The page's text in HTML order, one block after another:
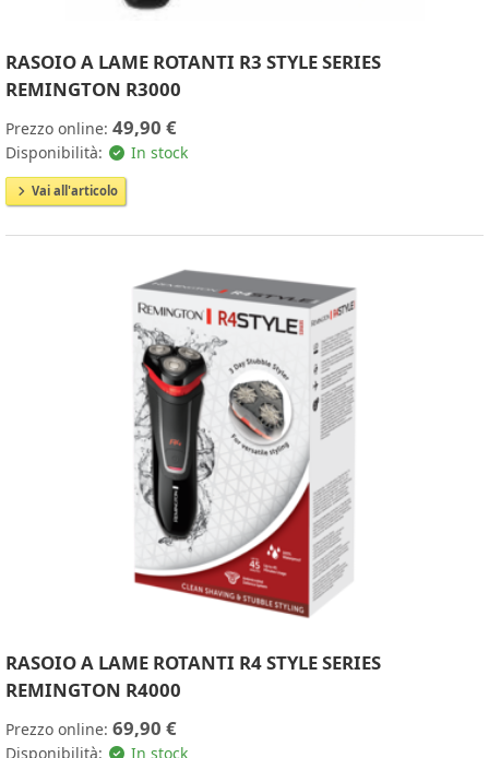
RASOIO A LAME ROTANTI R3 STYLE SERIES
REMINGTON R3000
Prezzo online: 49,90 €
Disponibilità: In stock
Vai all'articolo
RASOIO A LAME ROTANTI R4 STYLE SERIES
REMINGTON R4000
Prezzo online: 69,90 €
Disponibilità: In stock